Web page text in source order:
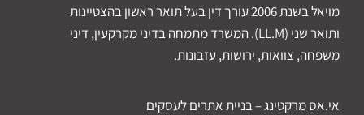
מויאל בשנת 2006 עורך דין בעל תואר ראשון בהצטיינות
ותואר שני (LL.M). המשרד מתמחה בדיני מקרקעין, דיני
משפחה, צוואות, ירושות, עזבונות.
אי.אס מרקטינג – בניית אתרים לעסקים